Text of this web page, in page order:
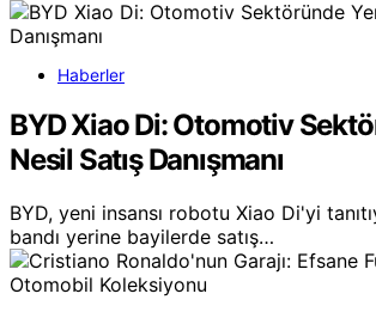
Haberler
BYD Xiao Di: Otomotiv
Nesil Satış Danışmanı
BYD, yeni insansı robotu Xiao Di'yi
bandı yerine bayilerde satış…